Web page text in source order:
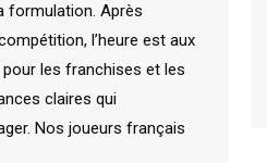
formulation. Après
l’heure est aux
les franchises et les
claires qui
Nos joueurs français